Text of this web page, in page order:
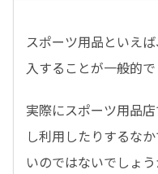
スポーツ用品といえ
入することが一般的で
実際にスポーツ用品
し利用したりするな
いのではないでしょう